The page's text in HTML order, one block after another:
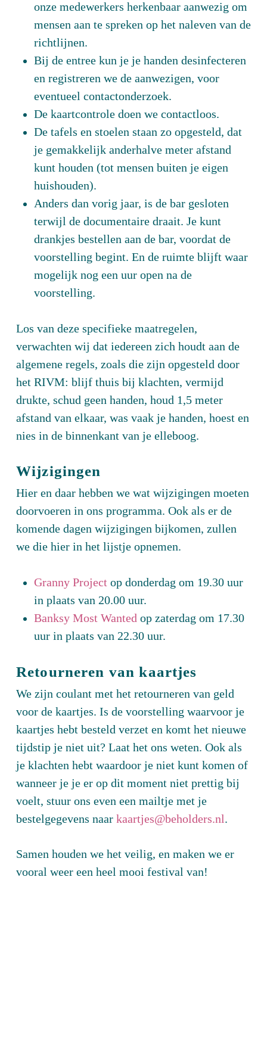
onze medewerkers herkenbaar aanwezig om
mensen aan te spreken op het naleven van de
richtlijnen.
Bij de entree kun je je handen desinfecteren
en registreren we de aanwezigen, voor
eventueel contactonderzoek.
De kaartcontrole doen we contactloos.
De tafels en stoelen staan zo opgesteld, dat
je gemakkelijk anderhalve meter afstand
kunt houden (tot mensen buiten je eigen
huishouden).
Anders dan vorig jaar, is de bar gesloten
terwijl de documentaire draait. Je kunt
drankjes bestellen aan de bar, voordat de
voorstelling begint. En de ruimte blijft waar
mogelijk nog een uur open na de
voorstelling.
Los van deze specifieke maatregelen,
verwachten wij dat iedereen zich houdt aan de
algemene regels, zoals die zijn opgesteld door
het RIVM: blijf thuis bij klachten, vermijd
drukte, schud geen handen, houd 1,5 meter
afstand van elkaar, was vaak je handen, hoest en
nies in de binnenkant van je elleboog.
Wijzigingen
Hier en daar hebben we wat wijzigingen moeten
doorvoeren in ons programma. Ook als er de
komende dagen wijzigingen bijkomen, zullen
we die hier in het lijstje opnemen.
Granny Project op donderdag om 19.30 uur
in plaats van 20.00 uur.
Banksy Most Wanted op zaterdag om 17.30
uur in plaats van 22.30 uur.
Retourneren van kaartjes
We zijn coulant met het retourneren van geld
voor de kaartjes. Is de voorstelling waarvoor je
kaartjes hebt besteld verzet en komt het nieuwe
tijdstip je niet uit? Laat het ons weten. Ook als
je klachten hebt waardoor je niet kunt komen of
wanneer je je er op dit moment niet prettig bij
voelt, stuur ons even een mailtje met je
bestelgegevens naar kaartjes@beholders.nl.
Samen houden we het veilig, en maken we er
vooral weer een heel mooi festival van!